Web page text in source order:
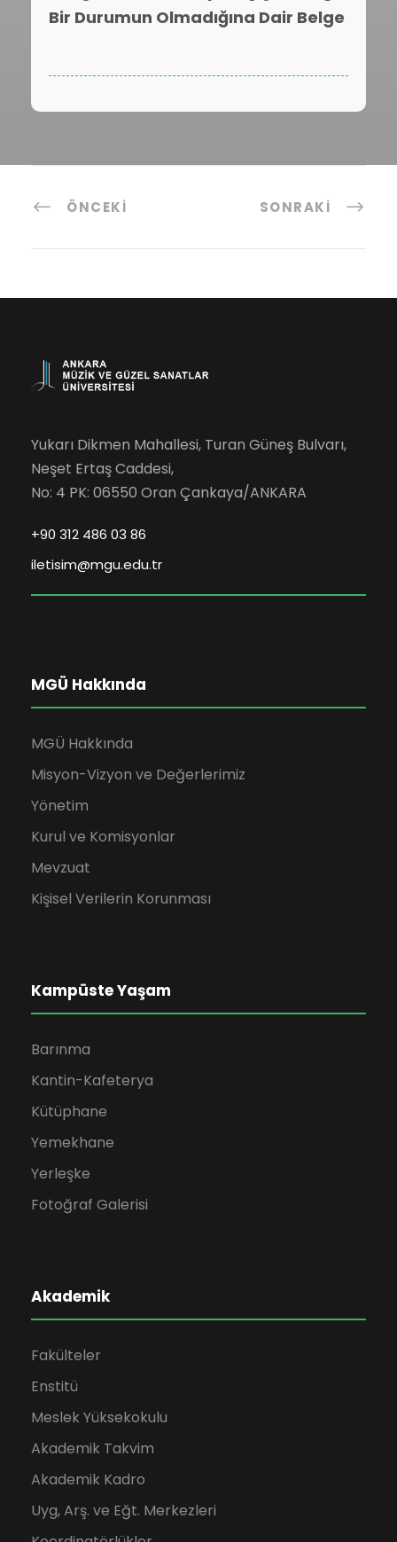
Bir Durumun Olmadığına Dair Belge
ÖNCEKI SONRAKI
Yukarı Dikmen Mahallesi, Turan Güneş Bulvarı,
Neşet Ertaş Caddesi,
No: 4 PK: 06550 Oran Çankaya/ANKARA
+90 312 486 03 86
iletisim@mgu.edu.tr
MGÜ Hakkında
MGÜ Hakkında
Misyon-Vizyon ve Değerlerimiz
Yönetim
Kurul ve Komisyonlar
Mevzuat
Kişisel Verilerin Korunması
Kampüste Yaşam
Barınma
Kantin-Kafeterya
Kütüphane
Yemekhane
Yerleşke
Fotoğraf Galerisi
Akademik
Fakülteler
Enstitü
Meslek Yüksekokulu
Akademik Takvim
Akademik Kadro
Uyg, Arş. ve Eğt. Merkezleri